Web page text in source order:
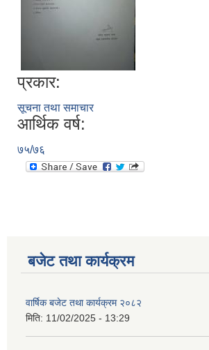
प्रकार:
सूचना तथा समाचार
आर्थिक वर्ष:
७५/७६
बजेट तथा कार्यक्रम
वार्षिक बजेट तथा कार्यक्रम २०८२
मिति: 11/02/2025 - 13:29